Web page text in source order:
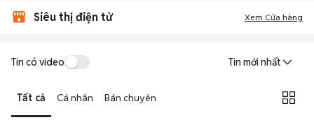
Siêu thị điện tử Xem Cửa hàng
Tin có video Tin mới nhất
Tất cả Cá nhân Bán chuyên